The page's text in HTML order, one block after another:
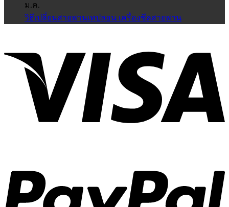
ม.ค.
วิธีเปลี่ยนสายพานเทปลอน เครื่องซีลสายพาน